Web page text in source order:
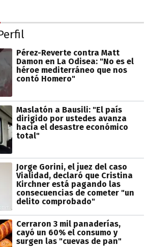
Pérez-Reverte contra Matt
Damon en La Odisea: "No es el
héroe mediterráneo que nos
contó Homero"
Maslatón a Bausili: "El país
dirigido por ustedes avanza
hacia el desastre económico
total"
Jorge Gorini, el juez del caso
Vialidad, declaró que Cristina
Kirchner está pagando las
consecuencias de cometer "un
delito comprobado"
Cerraron 3 mil panaderías,
cayó un 60% el consumo y
surgen las "cuevas de pan"